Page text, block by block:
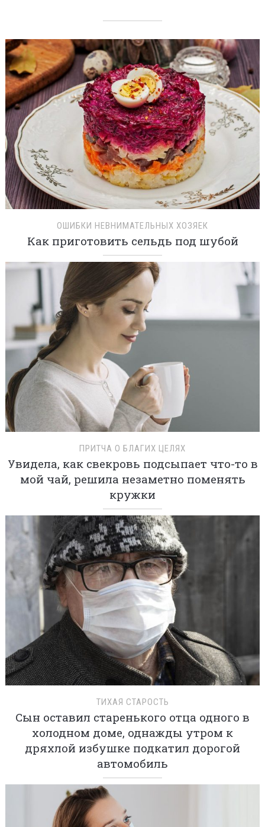
ОШИБКИ НЕВНИМАТЕЛЬНЫХ ХОЗЯЕК
Как приготовить сельдь под шубой
ПРИТЧА О БЛАГИХ ЦЕЛЯХ
Увидела, как свекровь подсыпает что-то в
мой чай, решила незаметно поменять
кружки
ТИХАЯ СТАРОСТЬ
Сын оставил старенького отца одного в
холодном доме, однажды утром к
дряхлой избушке подкатил дорогой
автомобиль